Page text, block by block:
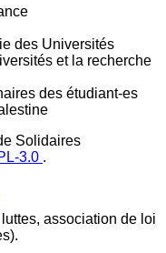
des Universités
et la recherche
des étudiant-es
Solidaires
3.0 .
association de loi